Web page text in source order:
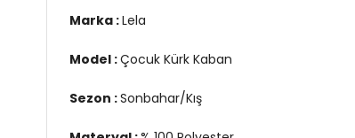
Marka :Lela
Model :Çocuk Kürk Kaban
Sezon :Sonbahar/Kış